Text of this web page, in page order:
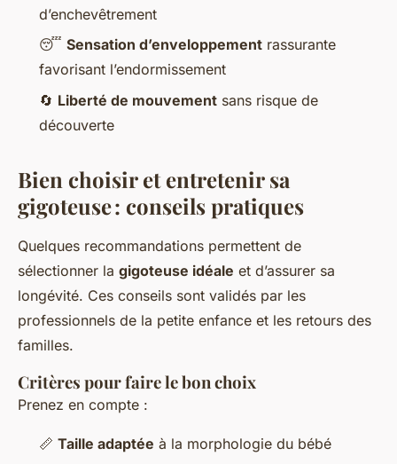
d’enchevêtrement
😴 Sensation d’enveloppement rassurante
favorisant l’endormissement
🔄 Liberté de mouvement sans risque de
découverte
Bien choisir et entretenir sa
gigoteuse : conseils pratiques
Quelques recommandations permettent de
sélectionner la gigoteuse idéale et d’assurer sa
longévité. Ces conseils sont validés par les
professionnels de la petite enfance et les retours des
familles.
Critères pour faire le bon choix
Prenez en compte :
📏 Taille adaptée à la morphologie du bébé